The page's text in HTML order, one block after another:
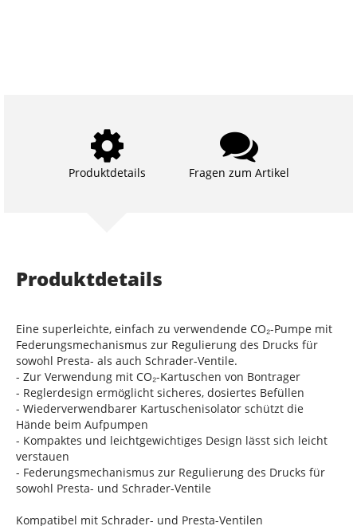
Produktdetails Fragen zum Artikel
Produktdetails
Eine superleichte, einfach zu verwendende CO₂-Pumpe mit
Federungsmechanismus zur Regulierung des Drucks für
sowohl Presta- als auch Schrader-Ventile.
- Zur Verwendung mit CO₂-Kartuschen von Bontrager
- Reglerdesign ermöglicht sicheres, dosiertes Befüllen
- Wiederverwendbarer Kartuschenisolator schützt die
Hände beim Aufpumpen
- Kompaktes und leichtgewichtiges Design lässt sich leicht
verstauen
- Federungsmechanismus zur Regulierung des Drucks für
sowohl Presta- und Schrader-Ventile
Kompatibel mit Schrader- und Presta-Ventilen